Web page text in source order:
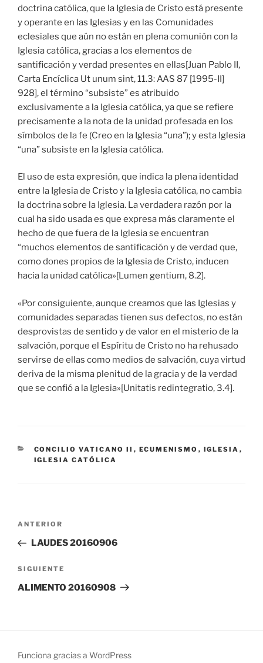
doctrina católica, que la Iglesia de Cristo está presente
y operante en las Iglesias y en las Comunidades
eclesiales que aún no están en plena comunión con la
Iglesia católica, gracias a los elementos de
santificación y verdad presentes en ellas[Juan Pablo II,
Carta Encíclica Ut unum sint, 11.3: AAS 87 [1995-II]
928], el término “subsiste” es atribuido
exclusivamente a la Iglesia católica, ya que se refiere
precisamente a la nota de la unidad profesada en los
símbolos de la fe (Creo en la Iglesia “una”); y esta Iglesia
“una” subsiste en la Iglesia católica.
El uso de esta expresión, que indica la plena identidad
entre la Iglesia de Cristo y la Iglesia católica, no cambia
la doctrina sobre la Iglesia. La verdadera razón por la
cual ha sido usada es que expresa más claramente el
hecho de que fuera de la Iglesia se encuentran
“muchos elementos de santificación y de verdad que,
como dones propios de la Iglesia de Cristo, inducen
hacia la unidad católica»[Lumen gentium, 8.2].
«Por consiguiente, aunque creamos que las Iglesias y
comunidades separadas tienen sus defectos, no están
desprovistas de sentido y de valor en el misterio de la
salvación, porque el Espíritu de Cristo no ha rehusado
servirse de ellas como medios de salvación, cuya virtud
deriva de la misma plenitud de la gracia y de la verdad
que se confió a la Iglesia»[Unitatis redintegratio, 3.4].
CATEGORÍAS
CONCILIO VATICANO II , ECUMENISMO , IGLESIA ,
IGLESIA CATÓLICA
Navegación
entradas
Entrada
anterior:
ANTERIOR
LAUDES 20160906
Siguiente
entrada
SIGUIENTE
ALIMENTO 20160908
Funciona gracias a WordPress